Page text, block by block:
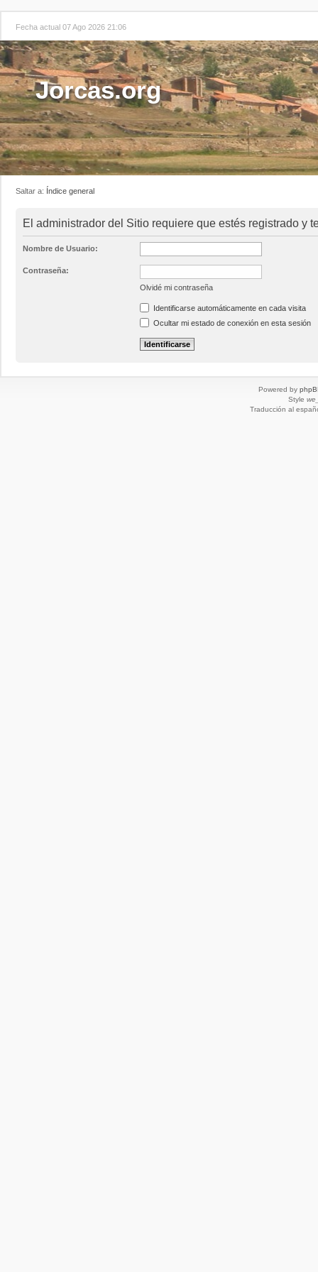
Fecha actual 07 Ago 2026 21:06
Jorcas.org
Saltar a: Índice general
El administrador del Sitio requiere que estés registrado y
Nombre de Usuario:
Contraseña:
Olvidé mi contraseña
Identificarse automáticamente en cada visita
Ocultar mi estado de conexión en esta sesión
Powered by
Style
Traducción al